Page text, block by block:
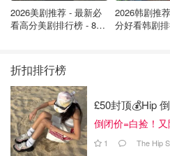
顿，总体交通非常方便，无论
巴（比如National Express 和
2026美剧推荐 - 最新必
看高分美剧排行榜 - 8月
2026韩剧推
分好看韩剧
折扣排行榜
£50封顶💰Hip
倒闭价=白捡！又
1 The Hip